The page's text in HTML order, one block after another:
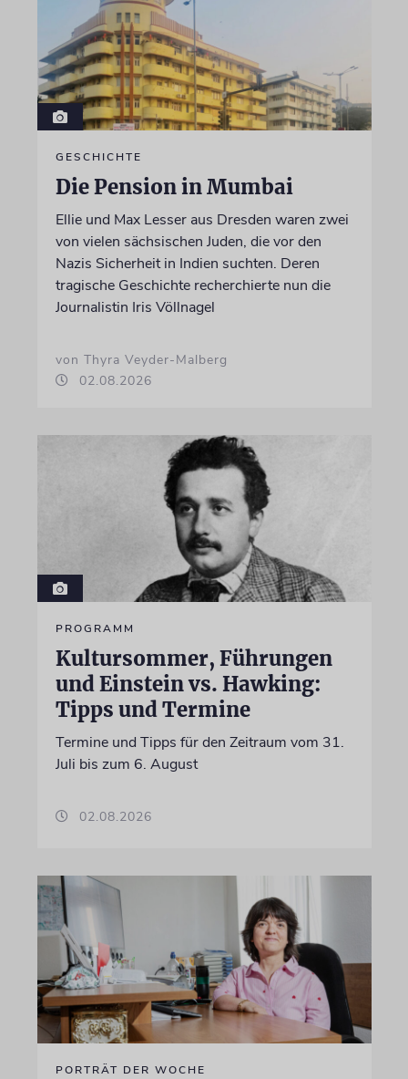
GESCHICHTE
Die Pension in Mumbai
Ellie und Max Lesser aus Dresden waren zwei
von vielen sächsischen Juden, die vor den
Nazis Sicherheit in Indien suchten. Deren
tragische Geschichte recherchierte nun die
Journalistin Iris Völlnagel
von Thyra Veyder-Malberg
02.08.2026
PROGRAMM
Kultursommer, Führungen
und Einstein vs. Hawking:
Tipps und Termine
Termine und Tipps für den Zeitraum vom 31.
Juli bis zum 6. August
02.08.2026
PORTRÄT DER WOCHE